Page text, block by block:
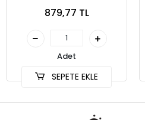
879,77 TL
Adet
SEPETE EKLE